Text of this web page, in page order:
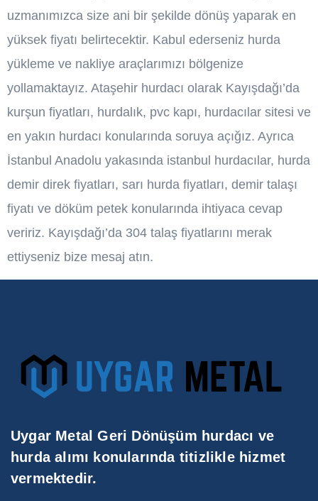
uzmanımızca size ani bir şekilde dönüş yaparak en
yüksek fiyatı belirtecektir. Kabul ederseniz hurda
yükleme ve nakliye araçlarımızı bölgenize
yollamaktayız. Ataşehir hurdacı olarak Kayışdağı’da
kurşun fiyatları, hurdalık, pvc kapı, hurdacılar sitesi ve
en yakın hurdacı konularında soruya açığız. Ayrıca
İstanbul Anadolu yakasında istanbul hurdacılar, hurda
demir direk fiyatları, sarı hurda fiyatları, demir talaşı
fiyatı ve döküm petek konularında ihtiyaca cevap
veririz. Kayışdağı’da 304 talaş fiyatlarını merak
ettiyseniz bize mesaj atın.
Uygar Metal Geri Dönüşüm hurdacı ve
hurda alımı konularında titizlikle hizmet
vermektedir.